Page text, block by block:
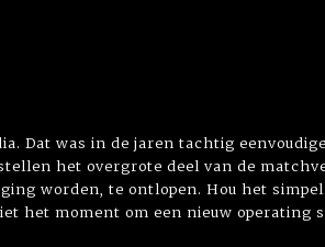
Dat was in de jaren tachtig
het overgrote deel van de
worden, te ontlopen. Hou het
het moment om een nieuw operating